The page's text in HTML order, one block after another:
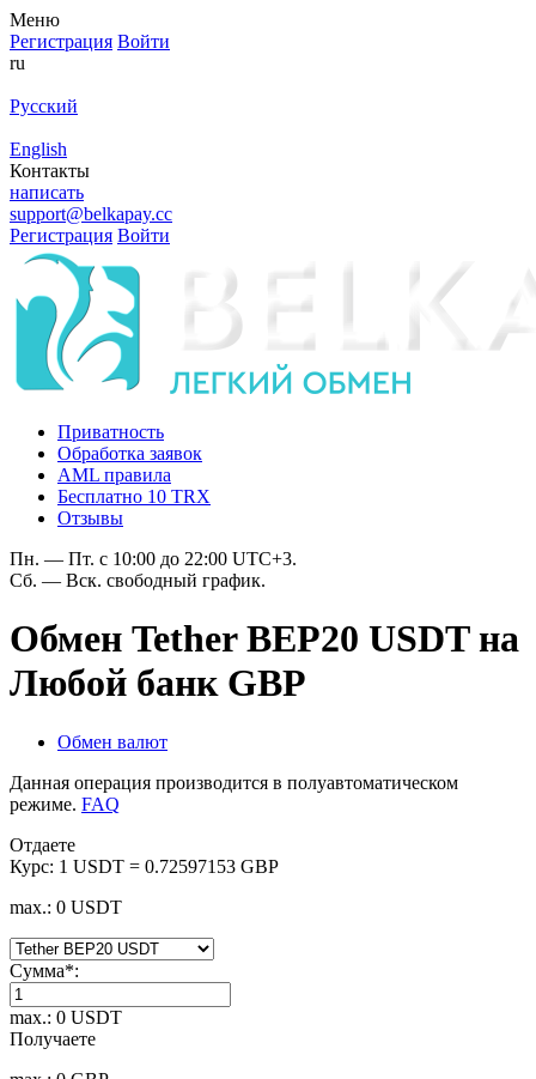
Меню
Регистрация Войти
ru
Русский
English
Контакты
написать
support@belkapay.cc
Регистрация Войти
Приватность
Обработка заявок
AML правила
Бесплатно 10 TRX
Отзывы
Пн. — Пт. с 10:00 до 22:00 UTC+3.
Сб. — Вск. свободный график.
Обмен Tether BEP20 USDT на
Любой банк GBP
Обмен валют
Данная операция производится в полуавтоматическом
режиме. FAQ
Отдаете
Курс: 1 USDT = 0.72597153 GBP
max.: 0 USDT
Сумма*:
max.: 0 USDT
Получаете